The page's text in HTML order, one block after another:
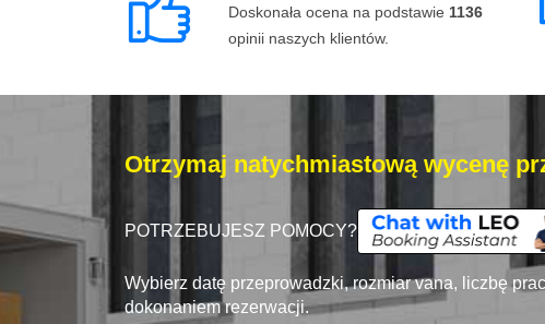
Doskonała ocena na podstawie 1136
opinii naszych klientów.
Otrzymaj natychmiastową wycenę
POTRZEBUJESZ POMOCY?
Wybierz datę przeprowadzki, rozmiar vana, liczbę
dokonaniem rezerwacji.